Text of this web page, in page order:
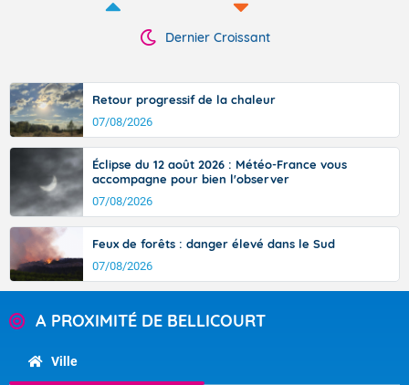
Dernier Croissant
Retour progressif de la chaleur
07/08/2026
Éclipse du 12 août 2026 : Météo-France vous
accompagne pour bien l'observer
07/08/2026
Feux de forêts : danger élevé dans le Sud
07/08/2026
A PROXIMITÉ DE BELLICOURT
Ville